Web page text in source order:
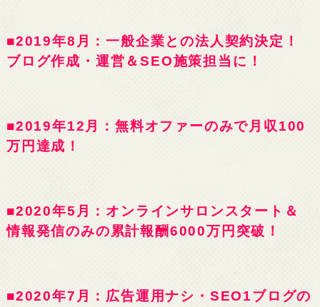
■2019年8月：一般企業との法人契約決定！
ブログ作成・運営＆SEO施策担当に！
■2019年12月：無料オファーのみで月収100
万円達成！
■2020年5月：オンラインサロンスタート＆
情報発信のみの累計報酬6000万円突破！
■2020年7月：広告運用ナシ・SEO1ブログの